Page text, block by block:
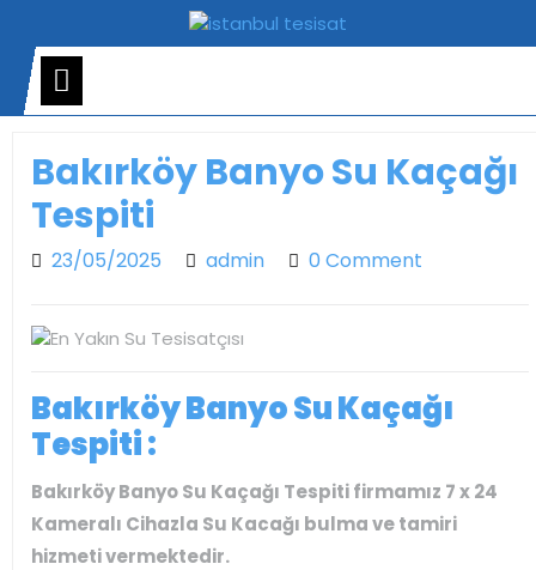
content
Bakırköy Banyo Su Kaçağı
Tespiti
23/05/2025 23/05/2025
adminadmin0 Comment
Bakırköy Banyo Su Kaçağı
Tespiti :
Bakırköy Banyo Su Kaçağı Tespitifirmamız 7 x 24
Kameralı Cihazla Su Kacağı bulma ve tamiri
hizmeti vermektedir.